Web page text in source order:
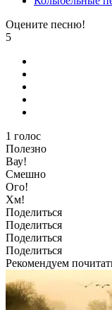
Оцените песню!
5
1 голос
Полезно
Вау!
Смешно
Ого!
Хм!
Поделиться
Поделиться
Поделиться
Поделиться
Рекомендуем